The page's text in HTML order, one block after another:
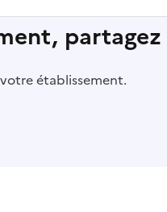
établissement.